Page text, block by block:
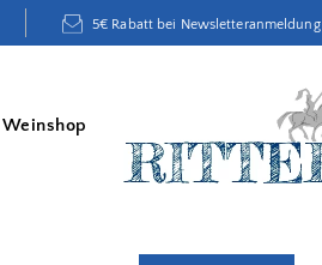
5€ Rabatt bei Newsletteranmeldung
Weinshop